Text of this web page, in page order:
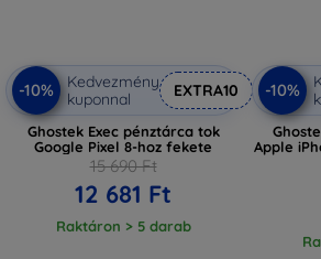
-10%
Kedvezmény
kuponnal
EXTRA10
Ghostek Exec pénztárca tok
Google Pixel 8-hoz fekete
15 690 Ft
12 681 Ft
Raktáron > 5 darab
-10%
Apple